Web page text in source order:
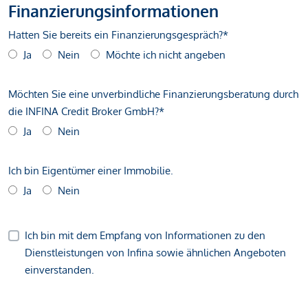
Finanzierungsinformationen
Hatten Sie bereits ein Finanzierungsgespräch?*
Ja
Nein Möchte ich nicht angeben
Möchten Sie eine unverbindliche Finanzierungsberatung durch
die INFINA Credit Broker GmbH?*
Ja
Nein
Ich bin Eigentümer einer Immobilie.
Ja
Nein
Ich bin mit dem Empfang von Informationen zu den
Dienstleistungen von Infina sowie ähnlichen Angeboten
einverstanden.